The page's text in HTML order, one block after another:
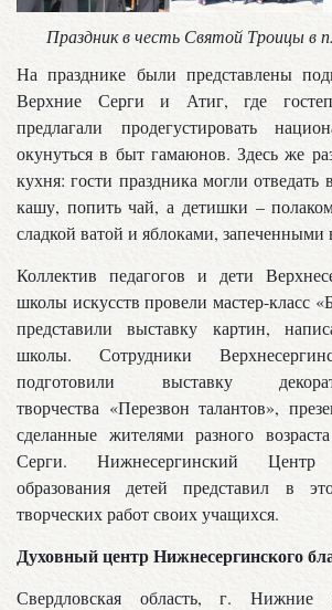
Праздник в честь Святой Троицы в
На празднике были представлены
Верхние Серги и Атиг, где
предлагали продегустировать
окунуться в быт гамаюнов. Здесь же
кухня: гости праздника могли
кашу, попить чай, а детишки –
сладкой ватой и яблоками, запеченными
Коллектив педагогов и дети
школы искусств провели мастер-класс
представили выставку картин,
школы. Сотрудники
подготовили выставку
творчества «Перезвон талантов»,
сделанные жителями разного
Серги. Нижнесергинский Центр
образования детей представил в
творческих работ своих учащихся.
Духовный центр Нижнесергинского
Свердловская область, г.